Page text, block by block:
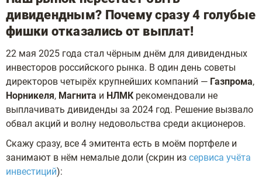
дивидендным? Почему сразу 4 голубые
фишки отказались от выплат!
22 мая 2025 года стал чёрным днём для дивидендных
инвесторов российского рынка. В один день советы
директоров четырёх крупнейших компаний — Газпрома,
Норникеля, Магнита и НЛМК рекомендовали не
выплачивать дивиденды за 2024 год. Решение вызвало
обвал акций и волну недовольства среди акционеров.
Скажу сразу, все 4 эмитента есть в моём портфеле и
занимают в нём немалые доли (скрин из сервиса учёта
инвестиций):